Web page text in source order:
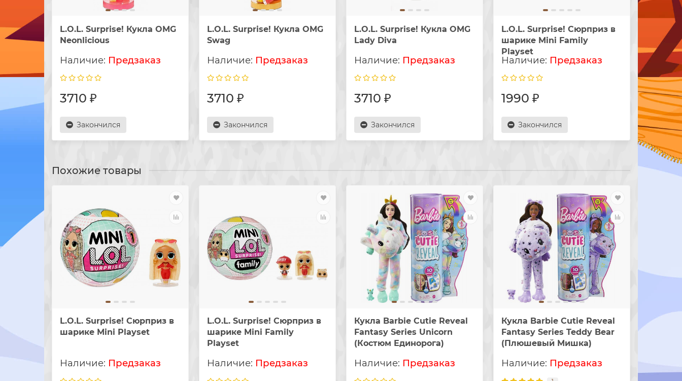
L.O.L. Surprise! Кукла OMG
Neonlicious
Предзаказ
3710 ₽
Закончился
L.O.L. Surprise! Кукла OMG
Swag
Предзаказ
3710 ₽
Закончился
L.O.L. Surprise! Кукла OMG
Lady Diva
Предзаказ
3710 ₽
Закончился
L.O.L. Surprise! Сюрприз в
шарике Mini Family
Playset
Предзаказ
1990 ₽
Закончился
Похожие товары
L.O.L. Surprise! Сюрприз в
шарике Mini Playset
Предзаказ
L.O.L. Surprise! Сюрприз в
шарике Mini Family
Playset
Предзаказ
Кукла Barbie Cutie Reveal
Fantasy Series Unicorn
(Костюм Единорога)
Предзаказ
Кукла Barbie Cutie Reveal
Fantasy Series Teddy Bear
(Плюшевый Мишка)
Предзаказ
Кукла